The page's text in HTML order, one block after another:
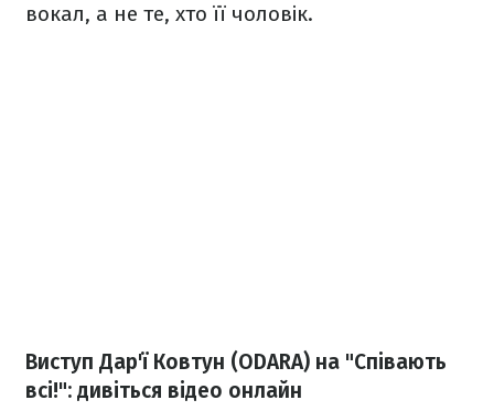
вокал, а не те, хто її чоловік.
Виступ Дар'ї Ковтун (ODARA) на "Співають
всі!": дивіться відео онлайн